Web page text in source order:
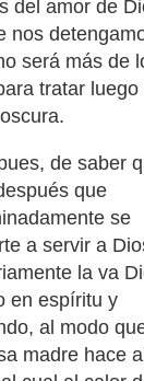
del amor de
nos
será más de
tratar luego
de saber
que
se
a servir a
la va
en espíritu y
al modo
madre hace